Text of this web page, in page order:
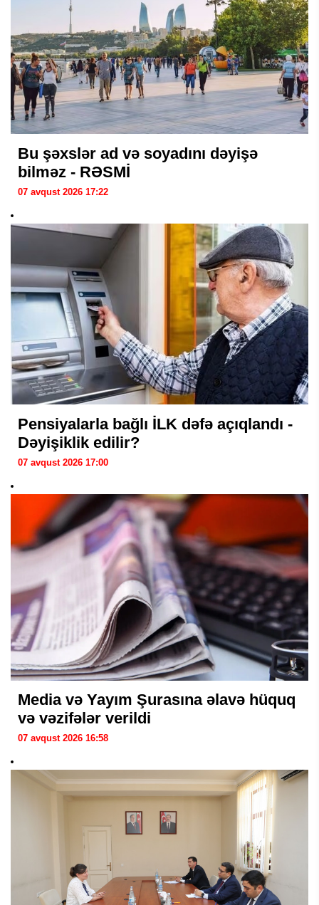
Bu şəxslər ad və soyadını dəyişə
bilməz - RƏSMİ
07 avqust 2026 17:22
Pensiyalarla bağlı İLK dəfə açıqlandı -
Dəyişiklik edilir?
07 avqust 2026 17:00
Media və Yayım Şurasına əlavə hüquq
və vəzifələr verildi
07 avqust 2026 16:58